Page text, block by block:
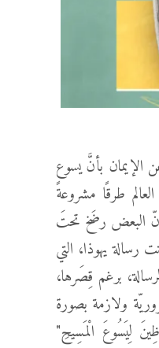
الإيمان بأنَّ يسوع
طرقًا مشروعةً
إنّ البعض رضَخ تحتَ
رسالة يهوذا، التي
برغم قِصَرها،
ولازمة بصورة
لِيَسُوعَ الْمَسِيحِ"